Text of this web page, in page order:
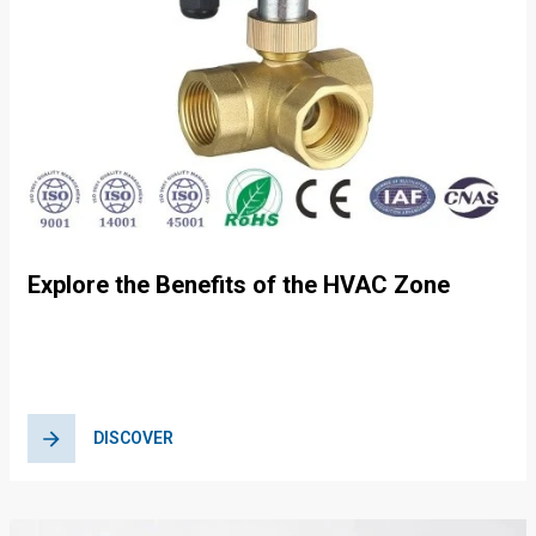
Explore the Benefits of the HVAC Zone
DISCOVER